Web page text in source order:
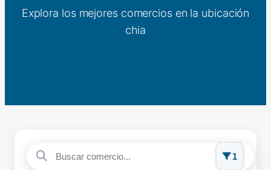
Explora los mejores comercios en la ubicación
chia
1